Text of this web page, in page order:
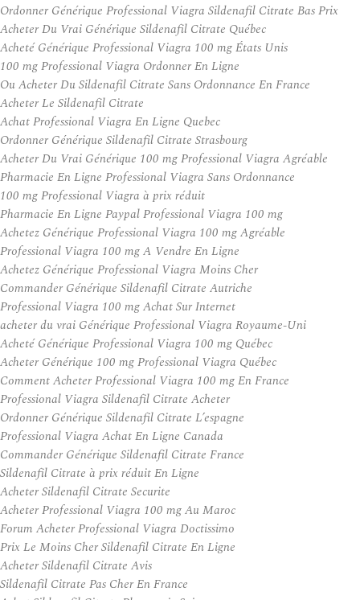
Ordonner Générique Professional Viagra Sildenafil Citrate Bas Prix
Acheter Du Vrai Générique Sildenafil Citrate Québec
Acheté Générique Professional Viagra 100 mg États Unis
100 mg Professional Viagra Ordonner En Ligne
Ou Acheter Du Sildenafil Citrate Sans Ordonnance En France
Acheter Le Sildenafil Citrate
Achat Professional Viagra En Ligne Quebec
Ordonner Générique Sildenafil Citrate Strasbourg
Acheter Du Vrai Générique 100 mg Professional Viagra Agréable
Pharmacie En Ligne Professional Viagra Sans Ordonnance
100 mg Professional Viagra à prix réduit
Pharmacie En Ligne Paypal Professional Viagra 100 mg
Achetez Générique Professional Viagra 100 mg Agréable
Professional Viagra 100 mg A Vendre En Ligne
Achetez Générique Professional Viagra Moins Cher
Commander Générique Sildenafil Citrate Autriche
Professional Viagra 100 mg Achat Sur Internet
acheter du vrai Générique Professional Viagra Royaume-Uni
Acheté Générique Professional Viagra 100 mg Québec
Acheter Générique 100 mg Professional Viagra Québec
Comment Acheter Professional Viagra 100 mg En France
Professional Viagra Sildenafil Citrate Acheter
Ordonner Générique Sildenafil Citrate L’espagne
Professional Viagra Achat En Ligne Canada
Commander Générique Sildenafil Citrate France
Sildenafil Citrate à prix réduit En Ligne
Acheter Sildenafil Citrate Securite
Acheter Professional Viagra 100 mg Au Maroc
Forum Acheter Professional Viagra Doctissimo
Prix Le Moins Cher Sildenafil Citrate En Ligne
Acheter Sildenafil Citrate Avis
Sildenafil Citrate Pas Cher En France